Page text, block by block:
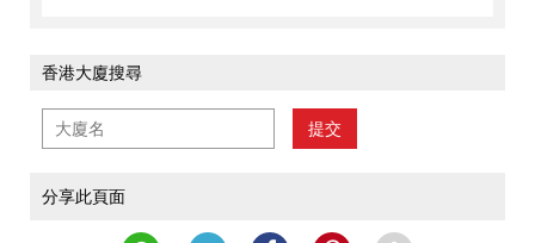
香港大廈搜尋
提交
分享此頁面